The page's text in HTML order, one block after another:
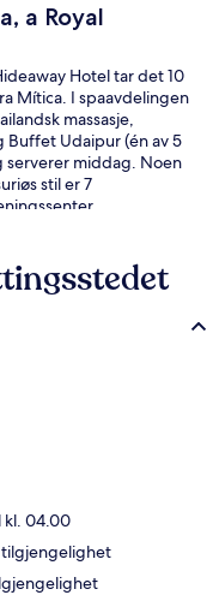
a Royal
Hotel tar det 10
Mítica. I spaavdelingen
massasje,
Udaipur (én av 5
serverer middag. Noen
stil er 7
kl. 04.00
tilgjengelighet